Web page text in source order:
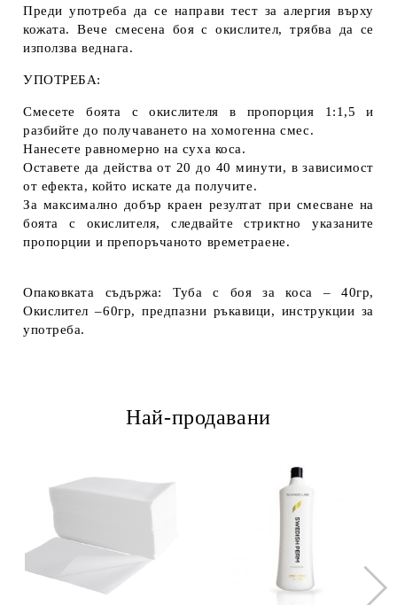
Преди употреба да се направи тест за алергия върху
кожата. Вече смесена боя с окислител, трябва да се
използва веднага.
УПОТРЕБА:
Смесете боята с окислителя в пропорция 1:1,5 и
разбийте до получаването на хомогенна смес.
Нанесете равномерно на суха коса.
Оставете да действа от 20 до 40 минути, в зависимост
от ефекта, който искате да получите.
За максимално добър краен резултат при смесване на
боята с окислителя, следвайте стриктно указаните
пропорции и препоръчаното времетраене.
Опаковката съдържа: Туба с боя за коса – 40гр,
Окислител –60гр, предпазни ръкавици, инструкции за
употреба.
Най-продавани